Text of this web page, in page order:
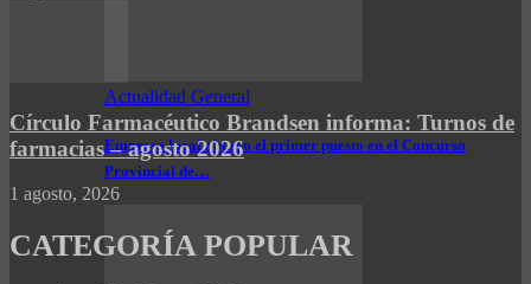
Actualidad General
Empresa local obtuvo el primer puesto en el Concurso
Provincial de…
Círculo Farmacéutico Brandsen informa: Turnos de
farmacias – agosto 2026
1 agosto, 2026
CATEGORÍA POPULAR